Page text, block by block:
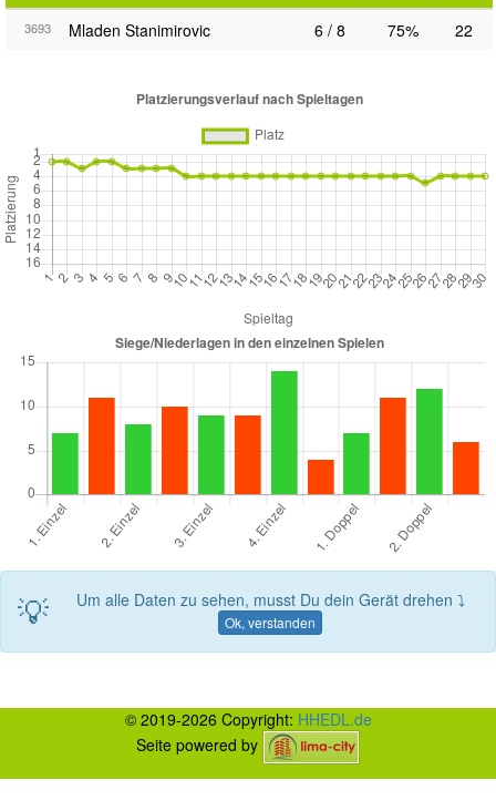
3693 Mladen Stanimirovic 6 / 8 75% 22
💡 Um alle Daten zu sehen, musst Du dein Gerät drehen ⤵
Ok, verstanden
© 2019-2026 Copyright: HHEDL.de
Seite powered by